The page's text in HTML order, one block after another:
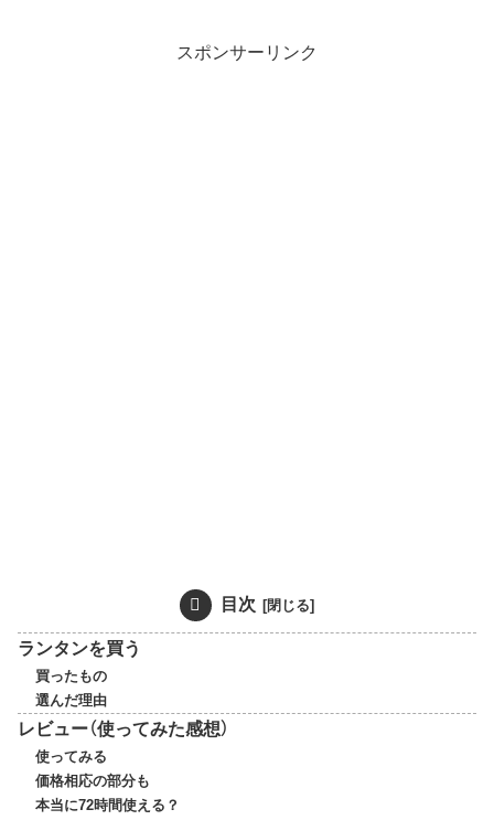
スポンサーリンク
目次
ランタンを買う
買ったもの
選んだ理由
レビュー（使ってみた感想）
使ってみる
価格相応の部分も
本当に72時間使える？